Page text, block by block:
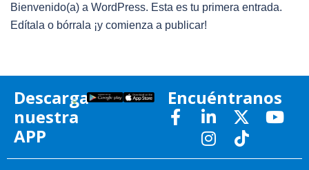
Bienvenido(a) a WordPress. Esta es tu primera entrada.
Edítala o bórrala ¡y comienza a publicar!
Descarga
nuestra
APP
Encuéntranos